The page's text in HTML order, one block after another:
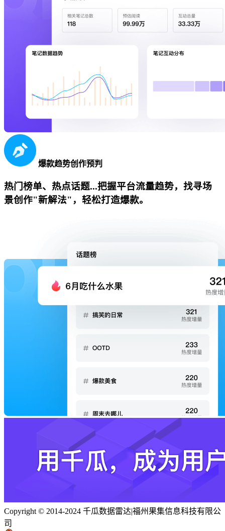
爆款趋势创作预判
热门榜单、热点话题...把握平台流量趋势，找寻场
景创作"新解法"，轻松打造爆款。
Copyright © 2014-2024 千瓜数据雷达|福州果集信息科技有限公
司